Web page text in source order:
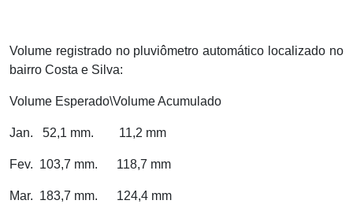
Volume registrado no pluviômetro automático localizado no
bairro Costa e Silva:
Volume Esperado\Volume Acumulado
Jan. 52,1 mm. 11,2 mm
Fev. 103,7 mm. 118,7 mm
Mar. 183,7 mm. 124,4 mm